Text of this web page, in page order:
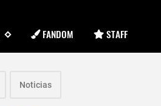
FANDOM STAFF
Noticias